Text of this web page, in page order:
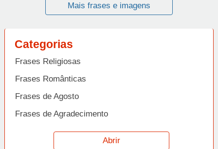
Mais frases e imagens
Categorias
Frases Religiosas
Frases Românticas
Frases de Agosto
Frases de Agradecimento
Frases de Amizade
Abrir